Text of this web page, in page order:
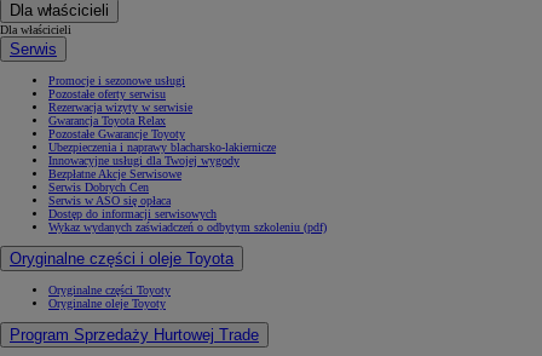
Dla właścicieli
Dla właścicieli
Serwis
Promocje i sezonowe usługi
Pozostałe oferty serwisu
Rezerwacja wizyty w serwisie
Gwarancja Toyota Relax
Pozostałe Gwarancje Toyoty
Ubezpieczenia i naprawy blacharsko-lakiernicze
Innowacyjne usługi dla Twojej wygody
Bezpłatne Akcje Serwisowe
Serwis Dobrych Cen
Serwis w ASO się opłaca
Dostęp do informacji serwisowych
Wykaz wydanych zaświadczeń o odbytym szkoleniu (pdf)
Oryginalne części i oleje Toyota
Oryginalne części Toyoty
Oryginalne oleje Toyoty
Program Sprzedaży Hurtowej Trade